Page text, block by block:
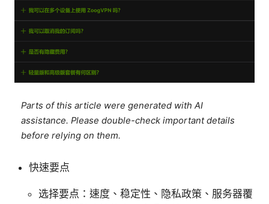
Parts of this article were generated with AI
assistance. Please double-check important details
before relying on them.
快速要点
选择要点：速度、稳定性、隐私政策、服务器覆